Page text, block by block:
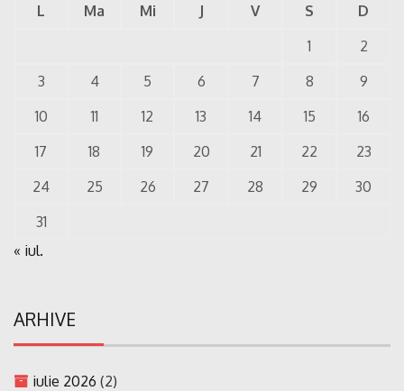
L Ma Mi J V S
D
1
2
3
4 5 6 7 8
9
10
11 12 13 14 15
16
17
18 19 20 21 22
23
24
25 26 27 28 29
30
31
« iul.
ARHIVE
iulie 2026 (2)